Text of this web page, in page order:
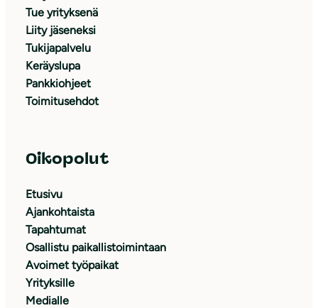
Tue yrityksenä
Liity jäseneksi
Tukijapalvelu
Keräyslupa
Pankkiohjeet
Toimitusehdot
Oikopolut
Etusivu
Ajankohtaista
Tapahtumat
Osallistu paikallistoimintaan
Avoimet työpaikat
Yrityksille
Medialle